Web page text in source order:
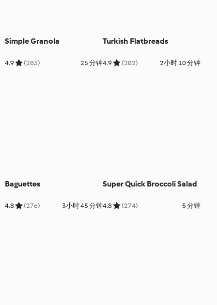
Simple Granola
4.9 (283) 25 分钟
Turkish Flatbreads
4.9 (282) 2小时 10 分钟
Baguettes
4.8 (276) 3小时 45 分钟
Super Quick Broccoli Salad
4.8 (274) 5 分钟